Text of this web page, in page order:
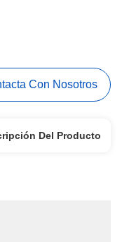
Con Nosotros
Del Producto